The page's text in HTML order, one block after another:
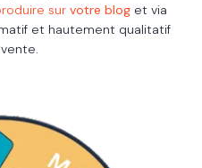
sur votre blog et via
et hautement qualitatif